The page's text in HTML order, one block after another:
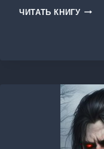
ЧИТАТЬ КНИГУ ДИТЯ